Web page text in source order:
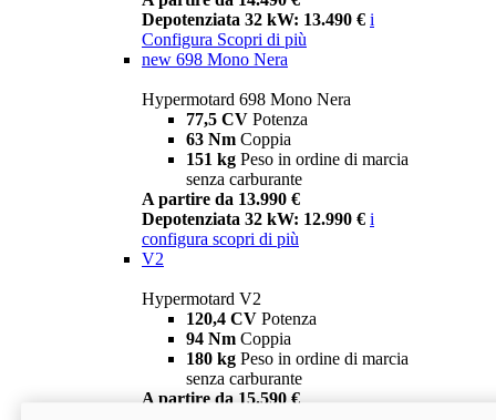
Depotenziata 32 kW: 13.490 € i
Configura Scopri di più
new 698 Mono Nera
Hypermotard 698 Mono Nera
77,5 CV Potenza
63 Nm Coppia
151 kg Peso in ordine di marcia
senza carburante
A partire da 13.990 €
Depotenziata 32 kW: 12.990 € i
configura scopri di più
V2
Hypermotard V2
120,4 CV Potenza
94 Nm Coppia
180 kg Peso in ordine di marcia
senza carburante
A partire da 15.590 €